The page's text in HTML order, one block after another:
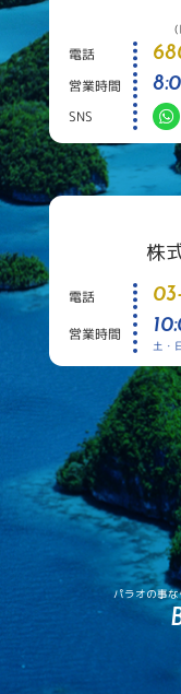
(
電話
営業時間
SNS
株
電話
営業時間
土・
パラオの事